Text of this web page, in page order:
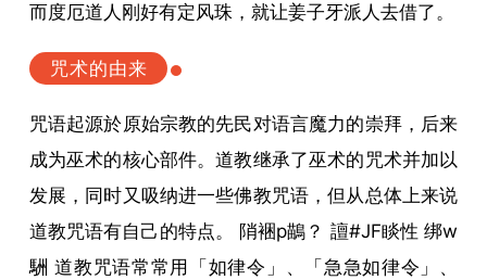
而度厄道人刚好有定风珠，就让姜子牙派人去借了。
咒术的由来
咒语起源於原始宗教的先民对语言魔力的崇拜，后来
成为巫术的核心部件。道教继承了巫术的咒术并加以
发展，同时又吸纳进一些佛教咒语，但从总体上来说
道教咒语有自己的特点。 陗裍p鶓？ 譠#JF睒性 绑w
駲 道教咒语常常用「如律令」、「急急如律令」、